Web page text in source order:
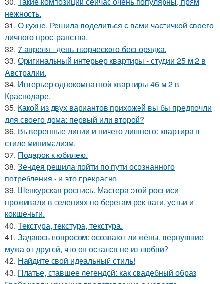
нежность.
31. О кухне. Решила поделиться с вами частичкой своего
личного пространства.
32. 7 апреля - день творческого беспорядка.
33. Оригинальный интерьер квартиры - студии 25 м 2 в
Австралии.
34. Интерьер однокомнатной квартиры 46 м 2 в
Краснодаре.
35. Какой из двух вариантов прихожей вы бы предпочли
для своего дома: первый или второй?
36. Выверенные линии и ничего лишнего: квартира в
стиле минимализм.
37. Подарок к юбилею.
38. Зендея решила пойти по пути осознанного
потребления - и это прекрасно.
39. Шенкурская роспись. Мастера этой росписи
проживали в селениях по берегам рек ваги, устьи и
кокшеньги.
40. Текстура, текстура, текстура.
41. Задаюсь вопросом: осознают ли жёны, вернувшие
мужа от другой, что он остался не из любви?
42. Найдите свой идеальный стиль!
43. Платье, ставшее легендой: как свадебный образ